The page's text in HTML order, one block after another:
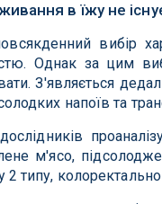
в їжу не
вибір
Однак за цим
З'являється
напоїв та
м'ясо,
2 типу,